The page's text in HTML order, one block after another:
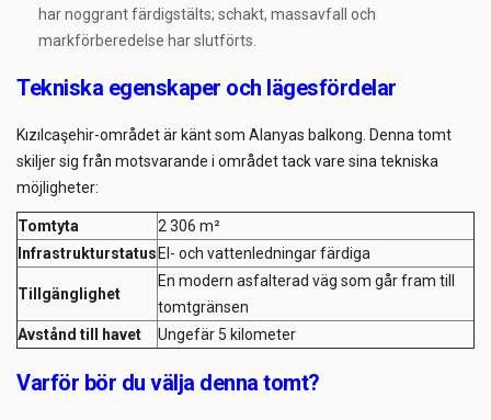
har noggrant färdigstälts; schakt, massavfall och
markförberedelse har slutförts.
Tekniska egenskaper och lägesfördelar
Kızılcaşehir-området är känt som Alanyas balkong. Denna tomt
skiljer sig från motsvarande i området tack vare sina tekniska
möjligheter:
Tomtyta
2 306 m²
Infrastrukturstatus El- och vattenledningar färdiga
Tillgänglighet
En modern asfalterad väg som går fram till
tomtgränsen
Avstånd till havet
Ungefär 5 kilometer
Varför bör du välja denna tomt?